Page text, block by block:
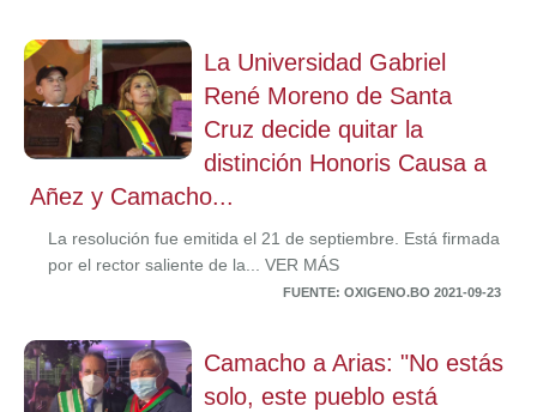
La Universidad Gabriel
René Moreno de Santa
Cruz decide quitar la
distinción Honoris Causa a
Añez y Camacho...
La resolución fue emitida el 21 de septiembre. Está firmada
por el rector saliente de la... VER MÁS
FUENTE: OXIGENO.BO 2021-09-23
Camacho a Arias: "No estás
solo, este pueblo está